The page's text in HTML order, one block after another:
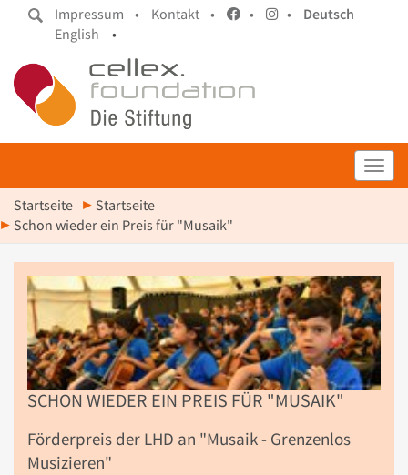
Impressum • Kontakt • • •
Deutsch
English
•
Startseite
Startseite
Schon wieder ein Preis für "Musaik"
SCHON WIEDER EIN PREIS FÜR "MUSAIK"
Förderpreis der LHD an "Musaik - Grenzenlos
Musizieren"